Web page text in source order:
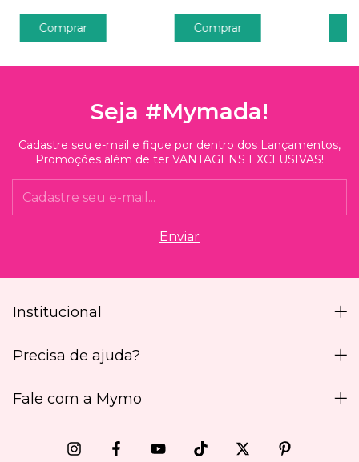
Comprar Comprar
Seja #Mymada!
Cadastre seu e-mail e fique por dentro dos Lançamentos,
Promoções além de ter VANTAGENS EXCLUSIVAS!
Institucional
Precisa de ajuda?
Fale com a Mymo